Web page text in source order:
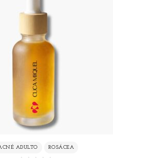
ADULTO ROSÁCEA